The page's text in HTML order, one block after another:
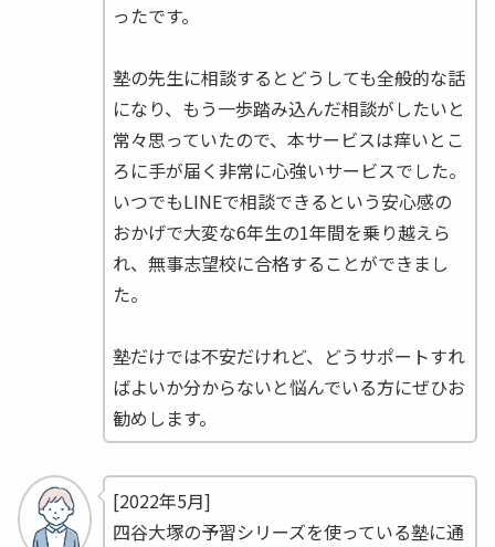
ったです。
塾の先生に相談するとどうしても全般的な話
になり、もう一歩踏み込んだ相談がしたいと
常々思っていたので、本サービスは痒いとこ
ろに手が届く非常に心強いサービスでした。
いつでもLINEで相談できるという安心感の
おかげで大変な6年生の1年間を乗り越えら
れ、無事志望校に合格することができまし
た。
塾だけでは不安だけれど、どうサポートすれ
ばよいか分からないと悩んでいる方にぜひお
勧めします。
[2022年5月]
四谷大塚の予習シリーズを使っている塾に通